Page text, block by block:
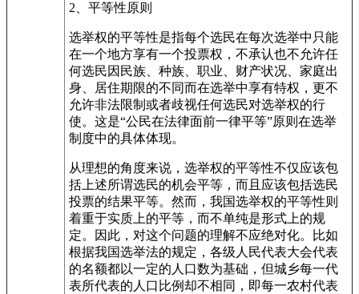
2、平等性原则
选举权的平等性是指每个选民在每次选举中只能
在一个地方享有一个投票权，不承认也不允许任
何选民因民族、种族、职业、财产状况、家庭出
身、居住期限的不同而在选举中享有特权，更不
允许非法限制或者歧视任何选民对选举权的行
使。这是“公民在法律面前一律平等”原则在选举
制度中的具体体现。
从理想的角度来说，选举权的平等性不仅应该包
括上述所谓选民的机会平等，而且应该包括选民
投票的结果平等。然而，我国选举权的平等性则
着重于实质上的平等，而不单纯是形式上的规
定。因此，对这个问题的理解不应绝对化。比如
根据我国选举法的规定，各级人民代表大会代表
的名额都以一定的人口数为基础，但城乡每一代
表所代表的人口比例却不相同，即每一农村代表